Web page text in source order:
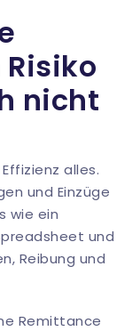
nicht
alles.
und Einzüge
wie ein
und
Reibung und
Remittance